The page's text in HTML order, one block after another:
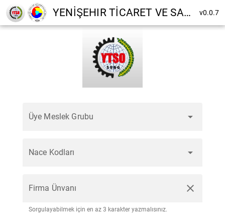
YENİŞEHIR TİCARET VE SANAYİ ODASI v0.0.7
Üye Meslek Grubu arrow_drop_down
Nace Kodları arrow_drop_down
Firma Ünvanı close
Sorgulayabilmek için en az 3 karakter yazmalısınız.